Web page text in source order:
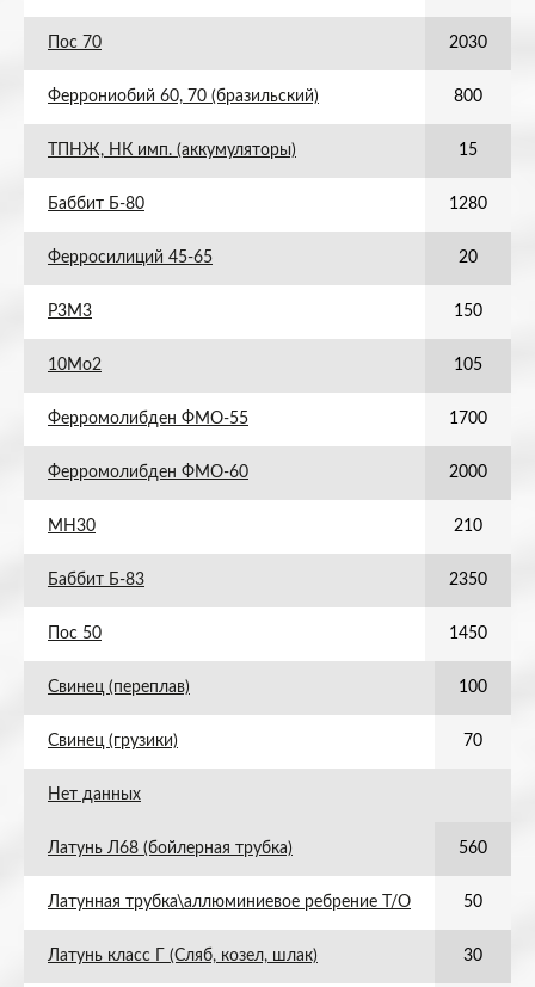
Пос 70 2030
Феррониобий 60, 70 (бразильский) 800
ТПНЖ, НК имп. (аккумуляторы) 15
Баббит Б-80 1280
Ферросилиций 45-65 20
Р3М3 150
10Мо2 105
Ферромолибден ФМО-55 1700
Ферромолибден ФМО-60 2000
МН30 210
Баббит Б-83 2350
Пос 50 1450
Свинец (переплав) 100
Свинец (грузики) 70
Нет данных
Латунь Л68 (бойлерная трубка) 560
Латунная трубка\аллюминиевое ребрение Т/О 50
Латунь класс Г (Сляб, козел, шлак) 30